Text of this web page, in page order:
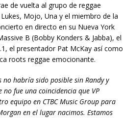
de vuelta al grupo de reggae
Mojo, Una y el miembro de la
en directo en su Nueva York
B (Bobby Konders & Jabba), el
el presentador Pat McKay así como
roots reggae emocionante.
no habría sido posible sin Randy y
no fue una coincidencia que VP
equipo en CTBC Music Group para
en el lugar nacimos. Estamos